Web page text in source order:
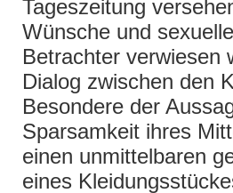
Tageszeitung
Wünsche und
Betrachter verwiesen
Dialog zwischen den
Besondere der
Sparsamkeit ihres
einen unmittelbaren
eines